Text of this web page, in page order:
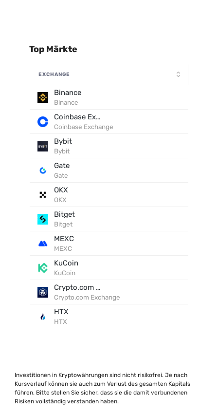
Top Märkte
EXCHANGE
Binance
Binance
Coinbase Exchange
Coinbase Exchange
Bybit
Bybit
Gate
Gate
OKX
OKX
Bitget
Bitget
MEXC
MEXC
KuCoin
KuCoin
Crypto.com Exchange
Crypto.com Exchange
HTX
HTX
Investitionen in Kryptowährungen sind nicht risikofrei. Je nach
Kursverlauf können sie auch zum Verlust des gesamten Kapitals
führen. Bitte stellen Sie sicher, dass sie die damit verbundenen
Risiken vollständig verstanden haben.